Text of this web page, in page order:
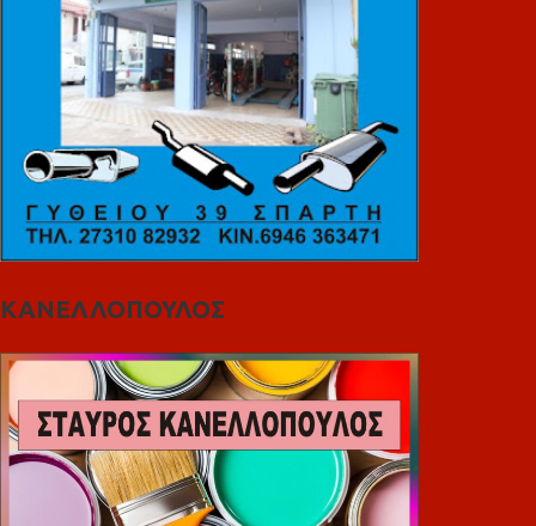
ΚΑΝΕΛΛΟΠΟΥΛΟΣ